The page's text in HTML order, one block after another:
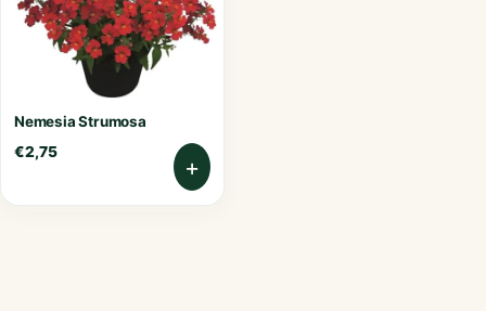
Nemesia Strumosa
€2,75
+